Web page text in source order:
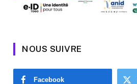
NOUS SUIVRE
Facebook